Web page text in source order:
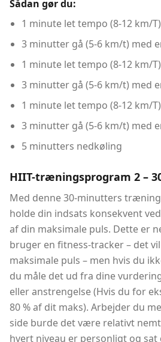
Sådan gør du:
1 minute let tempo (8-12 km/T)
3 minutter gå (5-6 km/t) med
1 minute let tempo (8-12 km/
3 minutter gå (5-6 km/t) med
1 minute let tempo (8-12 km/
3 minutter gå (5-6 km/t) med
5 minutters nedkøling
HIIT-træningsprogram 2 –
Med denne 30-minutters
holde din indsats konsekvent
af din maksimale puls. Dette er
bruger en fitness-tracker – det
maksimale puls – men hvis du
du måle det ud fra dine
eller anstrengelse (Hvis du for
80 % af dit maks). Arbejder du
side burde det være relativt
hvert niveau er personligt og